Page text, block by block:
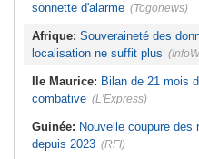
sonnette d'alarme (Togonews)
Afrique: Souveraineté des
localisation ne suffit plus
Ile Maurice: Bilan de 21 mois
combative (L'Express)
Guinée: Nouvelle coupure
depuis 2023 (RFI)